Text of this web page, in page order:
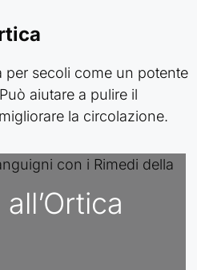
per secoli come un potente
aiutare a pulire il
la circolazione.